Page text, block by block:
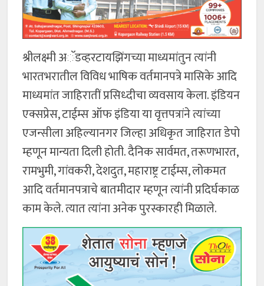
श्रीलक्ष्मी अॅडव्हरटायझिंगच्या माध्यमांतुन त्यांनी
भारतभरातील विविध भाषिक वर्तमानपत्रे मासिके आदि
माध्यमांत जाहिरातीं प्रसिध्दीचा व्यवसाय केला. इंडियन
एक्सप्रेस, टाईम्स ऑफ इंडिया या वृत्तपत्रांने त्यांच्या
एजन्सीला अहिल्यानगर जिल्हा अधिकृत जाहिरात डेपो
म्हणून मान्यता दिली होती. दैनिक सार्वमत, तरूणभारत,
रामभुमी, गांवकरी, देशदुत, महाराष्ट्र टाईम्स, लोकमत
आदि वर्तमानपत्राचे बातमीदार म्हणून त्यांनी प्रदिर्घकाळ
काम केले. त्यात त्यांना अनेक पुरस्कारही मिळाले.